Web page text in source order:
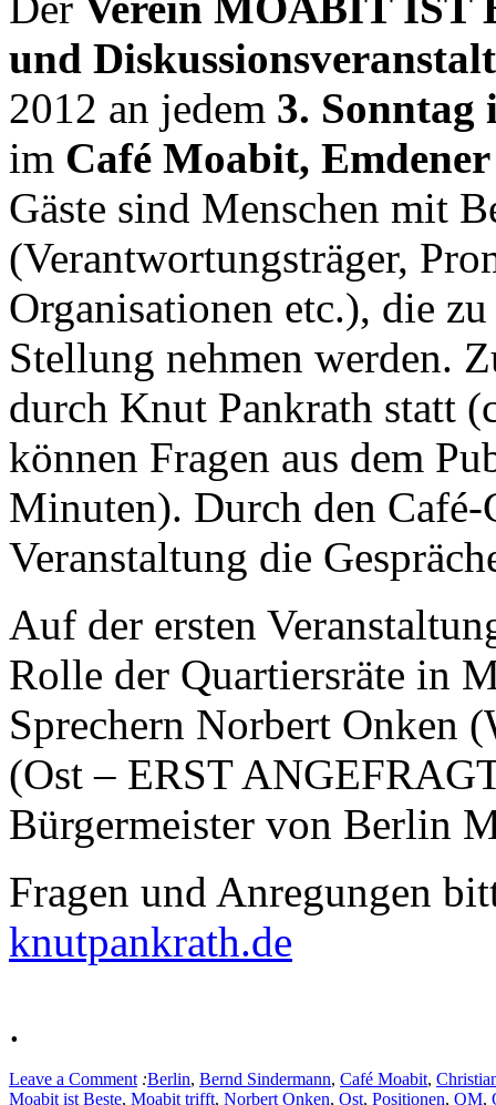
und
2012 an jedem 3. Sonntag
im Café Moabit,
Gäste sind Menschen mit
(Verantwortungsträger,
Organisationen etc.), die
Stellung nehmen werden.
durch Knut Pankrath statt
können Fragen aus dem
Minuten). Durch den Café-
Veranstaltung die
Auf der ersten
Rolle der Quartiersräte in
Sprechern Norbert Onken
(Ost – ERST
Bürgermeister von Berlin
Fragen und Anregungen
knutpankrath.de
.
Leave a Comment :Berlin, Bernd Sindermann, Café Moabit,
Moabit ist Beste, Moabit trifft, Norbert Onken, Ost, Positionen, QM,